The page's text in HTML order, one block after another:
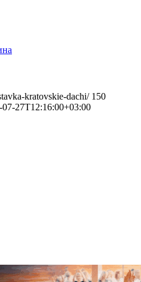
kratovskie-dachi/ 150
07-27T12:16:00+03:00